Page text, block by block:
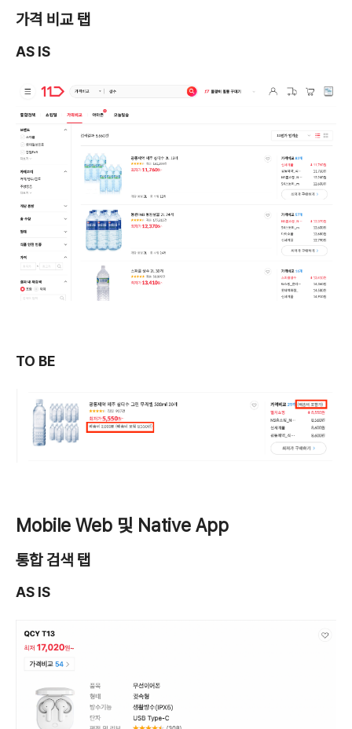
가격 비교 탭
AS IS
TO BE
Mobile Web 및 Native App
통합 검색 탭
AS IS